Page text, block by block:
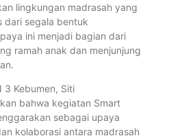
lingkungan madrasah yang
dari segala bentuk
ini menjadi bagian dari
ramah anak dan menjunjung
3 Kebumen, Siti
bahwa kegiatan Smart
sebagai upaya
kolaborasi antara madrasah